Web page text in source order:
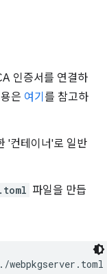
인증서를 연결하
은 여기 를 참고하
'컨테이너'로 일반
파일을 만듭